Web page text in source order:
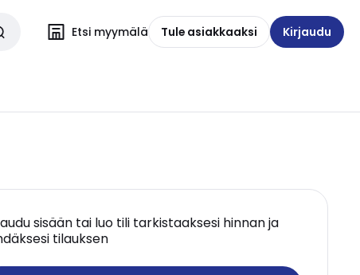
Etsi myymälä Tule asiakkaaksi Kirjaudu
sisään tai luo tili tarkistaaksesi hinnan ja
tilauksen